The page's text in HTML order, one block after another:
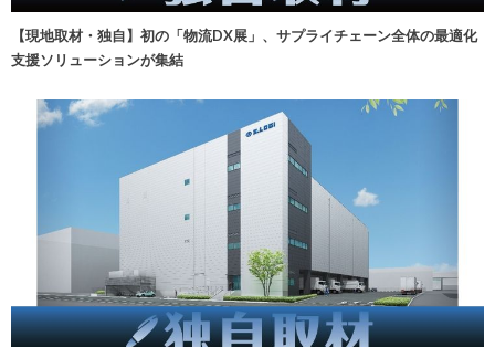
【現地取材・独自】初の「物流DX展」、サプライチェーン全体の最適化
支援ソリューションが集結